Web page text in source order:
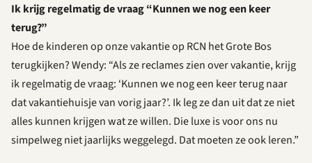
Ik krijg regelmatig de vraag “Kunnen we nog een keer
terug?”
Hoe de kinderen op onze vakantie op RCN het Grote Bos
terugkijken? Wendy: “Als ze reclames zien over vakantie, krijg
ik regelmatig de vraag: ‘Kunnen we nog een keer terug naar
dat vakantiehuisje van vorig jaar?’. Ik leg ze dan uit dat ze niet
alles kunnen krijgen wat ze willen. Die luxe is voor ons nu
simpelweg niet jaarlijks weggelegd. Dat moeten ze ook leren.”